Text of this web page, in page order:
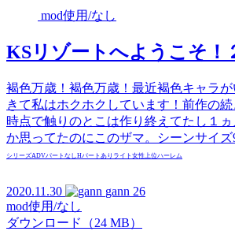
mod使用/なし
KSリゾートへようこそ！
褐色万歳！褐色万歳！最近褐色キャラ
きて私はホクホクしています！前作の
時点で触りのとこは作り終えてたし１
か思ってたのにこのザマ。シーンサイズ
シリーズADVパートなしHパートあり ライト 女性上位ハーレム
2020.11.30 gann 26
mod使用/なし
ダウンロード（24 MB）